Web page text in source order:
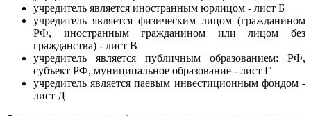
учредитель является иностранным юрлицом - лист Б
учредитель является физическим лицом (гражданином
РФ, иностранным гражданином или лицом без
гражданства) - лист В
учредитель является публичным образованием: РФ,
субъект РФ, муниципальное образование - лист Г
учредитель является паевым инвестиционным фондом -
лист Д